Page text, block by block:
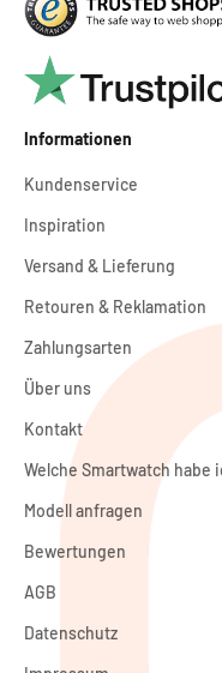
Informationen
Kundenservice
Inspiration
Versand & Lieferung
Retouren & Reklamation
Zahlungsarten
Über uns
Kontakt
Welche Smartwatch habe
Modell anfragen
Bewertungen
AGB
Datenschutz